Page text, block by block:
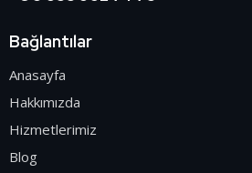
Bağlantılar
Anasayfa
Hakkımızda
Hizmetlerimiz
Blog